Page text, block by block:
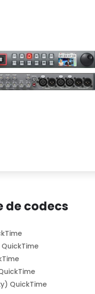
de codecs
QuickTime